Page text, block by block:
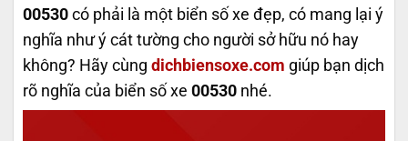
00530 có phải là một biển số xe đẹp, có mang lại ý
nghĩa như ý cát tường cho người sở hữu nó hay
không? Hãy cùng dichbiensoxe.com giúp bạn dịch
rõ nghĩa của biển số xe 00530 nhé.